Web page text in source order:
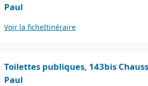
Paul
Voir la ficheItinéraire
Toilettes publiques, 143bis
Paul